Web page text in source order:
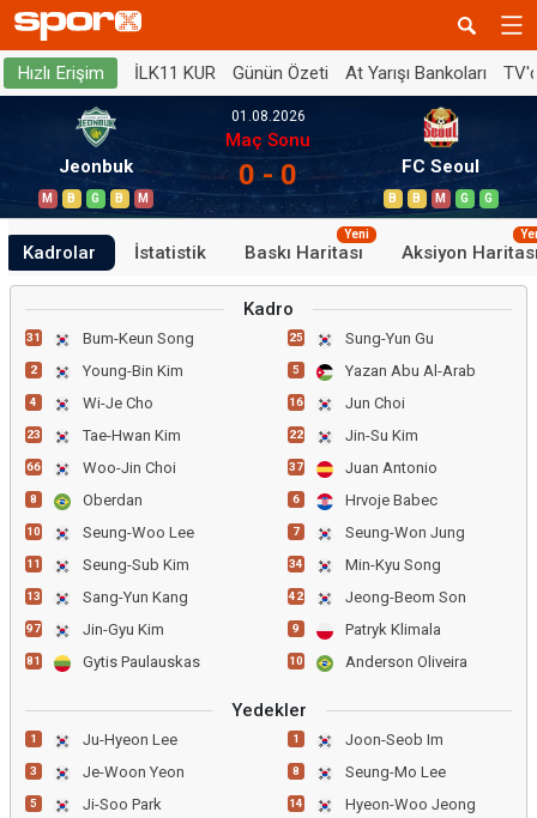
Hızlı Erişim İLK11 KUR Günün Özeti At Yarışı Bankoları
Jeonbuk
M B G B M
01.08.2026
Maç Sonu
0 - 0 FC Seoul
B B M G G
Kadrolar İstatistik Baskı Haritası
Yeni
Aksiyon
Kadro
31 Bum-Keun Song
2 Young-Bin Kim
4 Wi-Je Cho
23 Tae-Hwan Kim
66 Woo-Jin Choi
8 Oberdan
10 Seung-Woo Lee
11 Seung-Sub Kim
13 Sang-Yun Kang
97 Jin-Gyu Kim
81 Gytis Paulauskas
25 Sung-Yun Gu
5 Yazan Abu Al-Arab
16 Jun Choi
22 Jin-Su Kim
37 Juan Antonio
6 Hrvoje Babec
7 Seung-Won Jung
34 Min-Kyu Song
42 Jeong-Beom Son
9 Patryk Klimala
10 Anderson Oliveira
Yedekler
1 Ju-Hyeon Lee
3 Je-Woon Yeon
5 Ji-Soo Park
1 Joon-Seob Im
8 Seung-Mo Lee
14 Hyeon-Woo Jeong